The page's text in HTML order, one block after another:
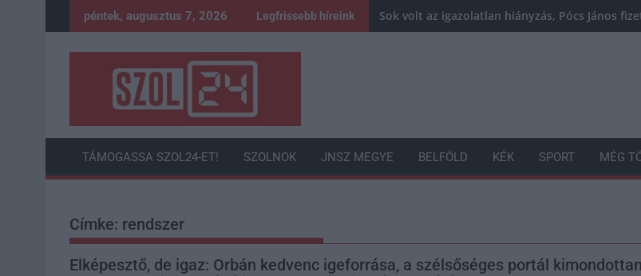
to
péntek, augusztus 7, 2026 Legfrissebb híreink Sok volt az igazolatlan hiányzás, Pócs János
TÁMOGASSA SZOL24-ET! SZOLNOK JNSZ MEGYE BELFÖLD KÉK SPORT MÉG
Címke: rendszer
Elképesztő, de igaz: Orbán kedvenc igeforrása, a szélsőséges portál